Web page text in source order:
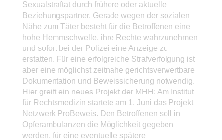
Sexualstraftat durch frühere oder aktuelle
Beziehungspartner. Gerade wegen der sozialen
Nähe zum Täter besteht für die Betroffenen eine
hohe Hemmschwelle, ihre Rechte wahrzunehmen
und sofort bei der Polizei eine Anzeige zu
erstatten. Für eine erfolgreiche Strafverfolgung ist
aber eine möglichst zeitnahe gerichtsverwertbare
Dokumentation und Beweissicherung notwendig.
Hier greift ein neues Projekt der MHH: Am Institut
für Rechtsmedizin startete am 1. Juni das Projekt
Netzwerk ProBeweis. Den Betroffenen soll in
Opferambulanzen die Möglichkeit gegeben
werden, für eine eventuelle spätere